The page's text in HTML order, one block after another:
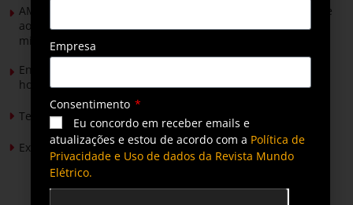
AMIG Brasil convida pré-candidatos ao Governo de Minas e
ao Senado para discutir propostas para os municípios
mineradores e afetados
Energia solar permitirá ampliar em 25% a produção de
hortaliças em projeto social no Tocantins
Tendências de Iluminação em 2026
Expansão da energia solar no Brasil
Empresa
Consentimento
Eu concordo em receber emails e
atualizações e estou de acordo com a Política de
Privacidade e Uso de dados da Revista Mundo
Elétrico.